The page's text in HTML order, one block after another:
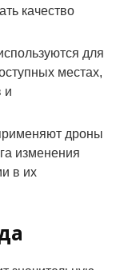
качество
для
местах,
и
дроны
изменения
в их